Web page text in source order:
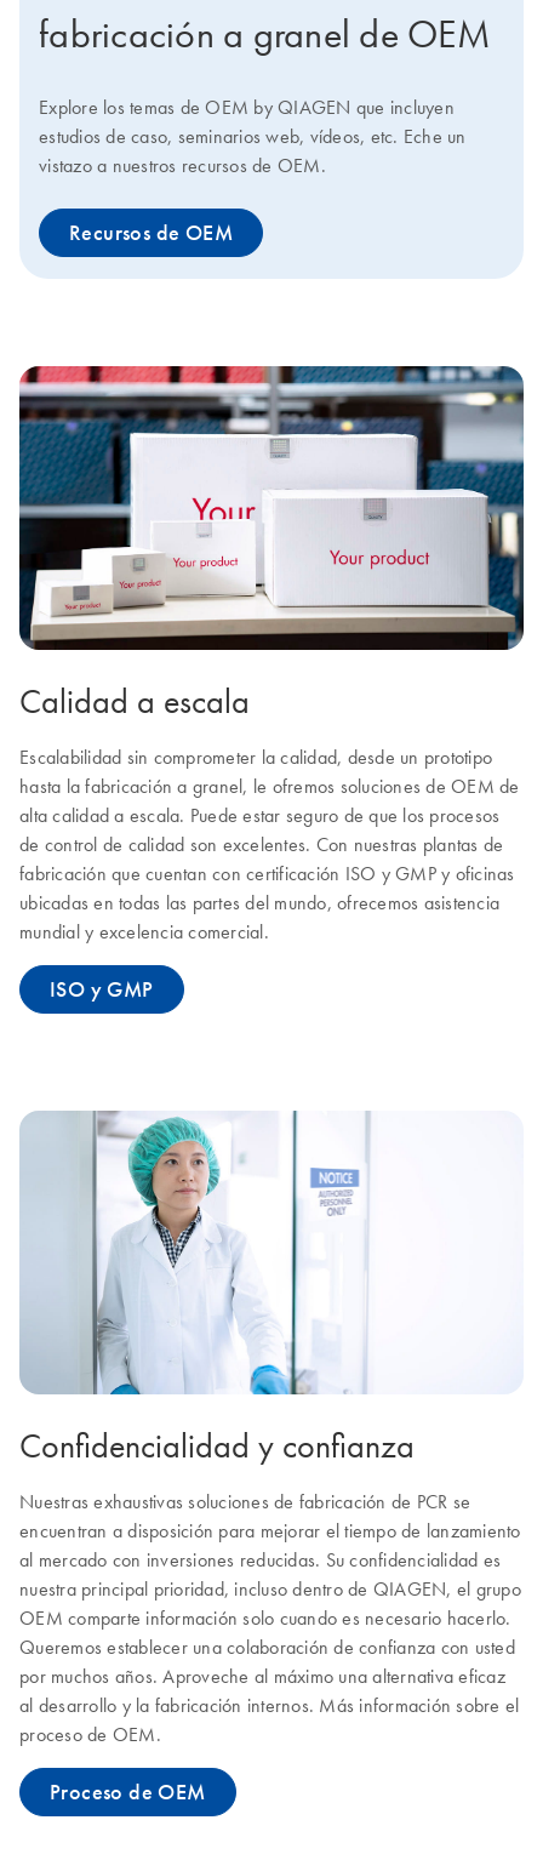
fabricación a granel de OEM
Explore los temas de OEM by QIAGEN que incluyen
estudios de caso, seminarios web, vídeos, etc. Eche un
vistazo a nuestros recursos de OEM.
Recursos de OEM
Calidad a escala
Escalabilidad sin comprometer la calidad, desde un prototipo
hasta la fabricación a granel, le ofremos soluciones de OEM de
alta calidad a escala. Puede estar seguro de que los procesos
de control de calidad son excelentes. Con nuestras plantas de
fabricación que cuentan con certificación ISO y GMP y oficinas
ubicadas en todas las partes del mundo, ofrecemos asistencia
mundial y excelencia comercial.
ISO y GMP
Confidencialidad y confianza
Nuestras exhaustivas soluciones de fabricación de PCR se
encuentran a disposición para mejorar el tiempo de lanzamiento
al mercado con inversiones reducidas. Su confidencialidad es
nuestra principal prioridad, incluso dentro de QIAGEN, el grupo
OEM comparte información solo cuando es necesario hacerlo.
Queremos establecer una colaboración de confianza con usted
por muchos años. Aproveche al máximo una alternativa eficaz
al desarrollo y la fabricación internos. Más información sobre el
proceso de OEM.
Proceso de OEM